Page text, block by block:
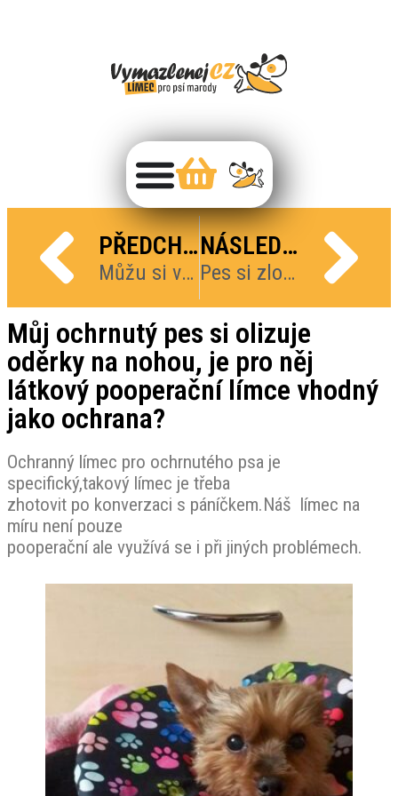
PŘEDCHOZÍ
Můžu si vybrat vzor zhotovení látkového pooperačního límce?
NÁSLEDUJÍCÍ
Pes si zlomil nohu, můžu mu pořídit látkový ochranný límec?
Můj ochrnutý pes si olizuje
oděrky na nohou, je pro něj
látkový pooperační límce vhodný
jako ochrana?
Ochranný límec pro ochrnutého psa je
specifický,takový límec je třeba
zhotovit po konverzaci s páníčkem.Náš límec na
míru není pouze
pooperační ale využívá se i při jiných problémech.